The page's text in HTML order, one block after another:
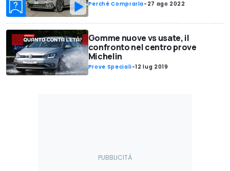
Perché Comprarla- 27 ago 2022
Gomme nuove vs usate, il
confronto nel centro prove
Michelin
Prove Speciali-12 lug 2019